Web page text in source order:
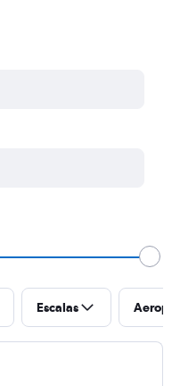
Escalas